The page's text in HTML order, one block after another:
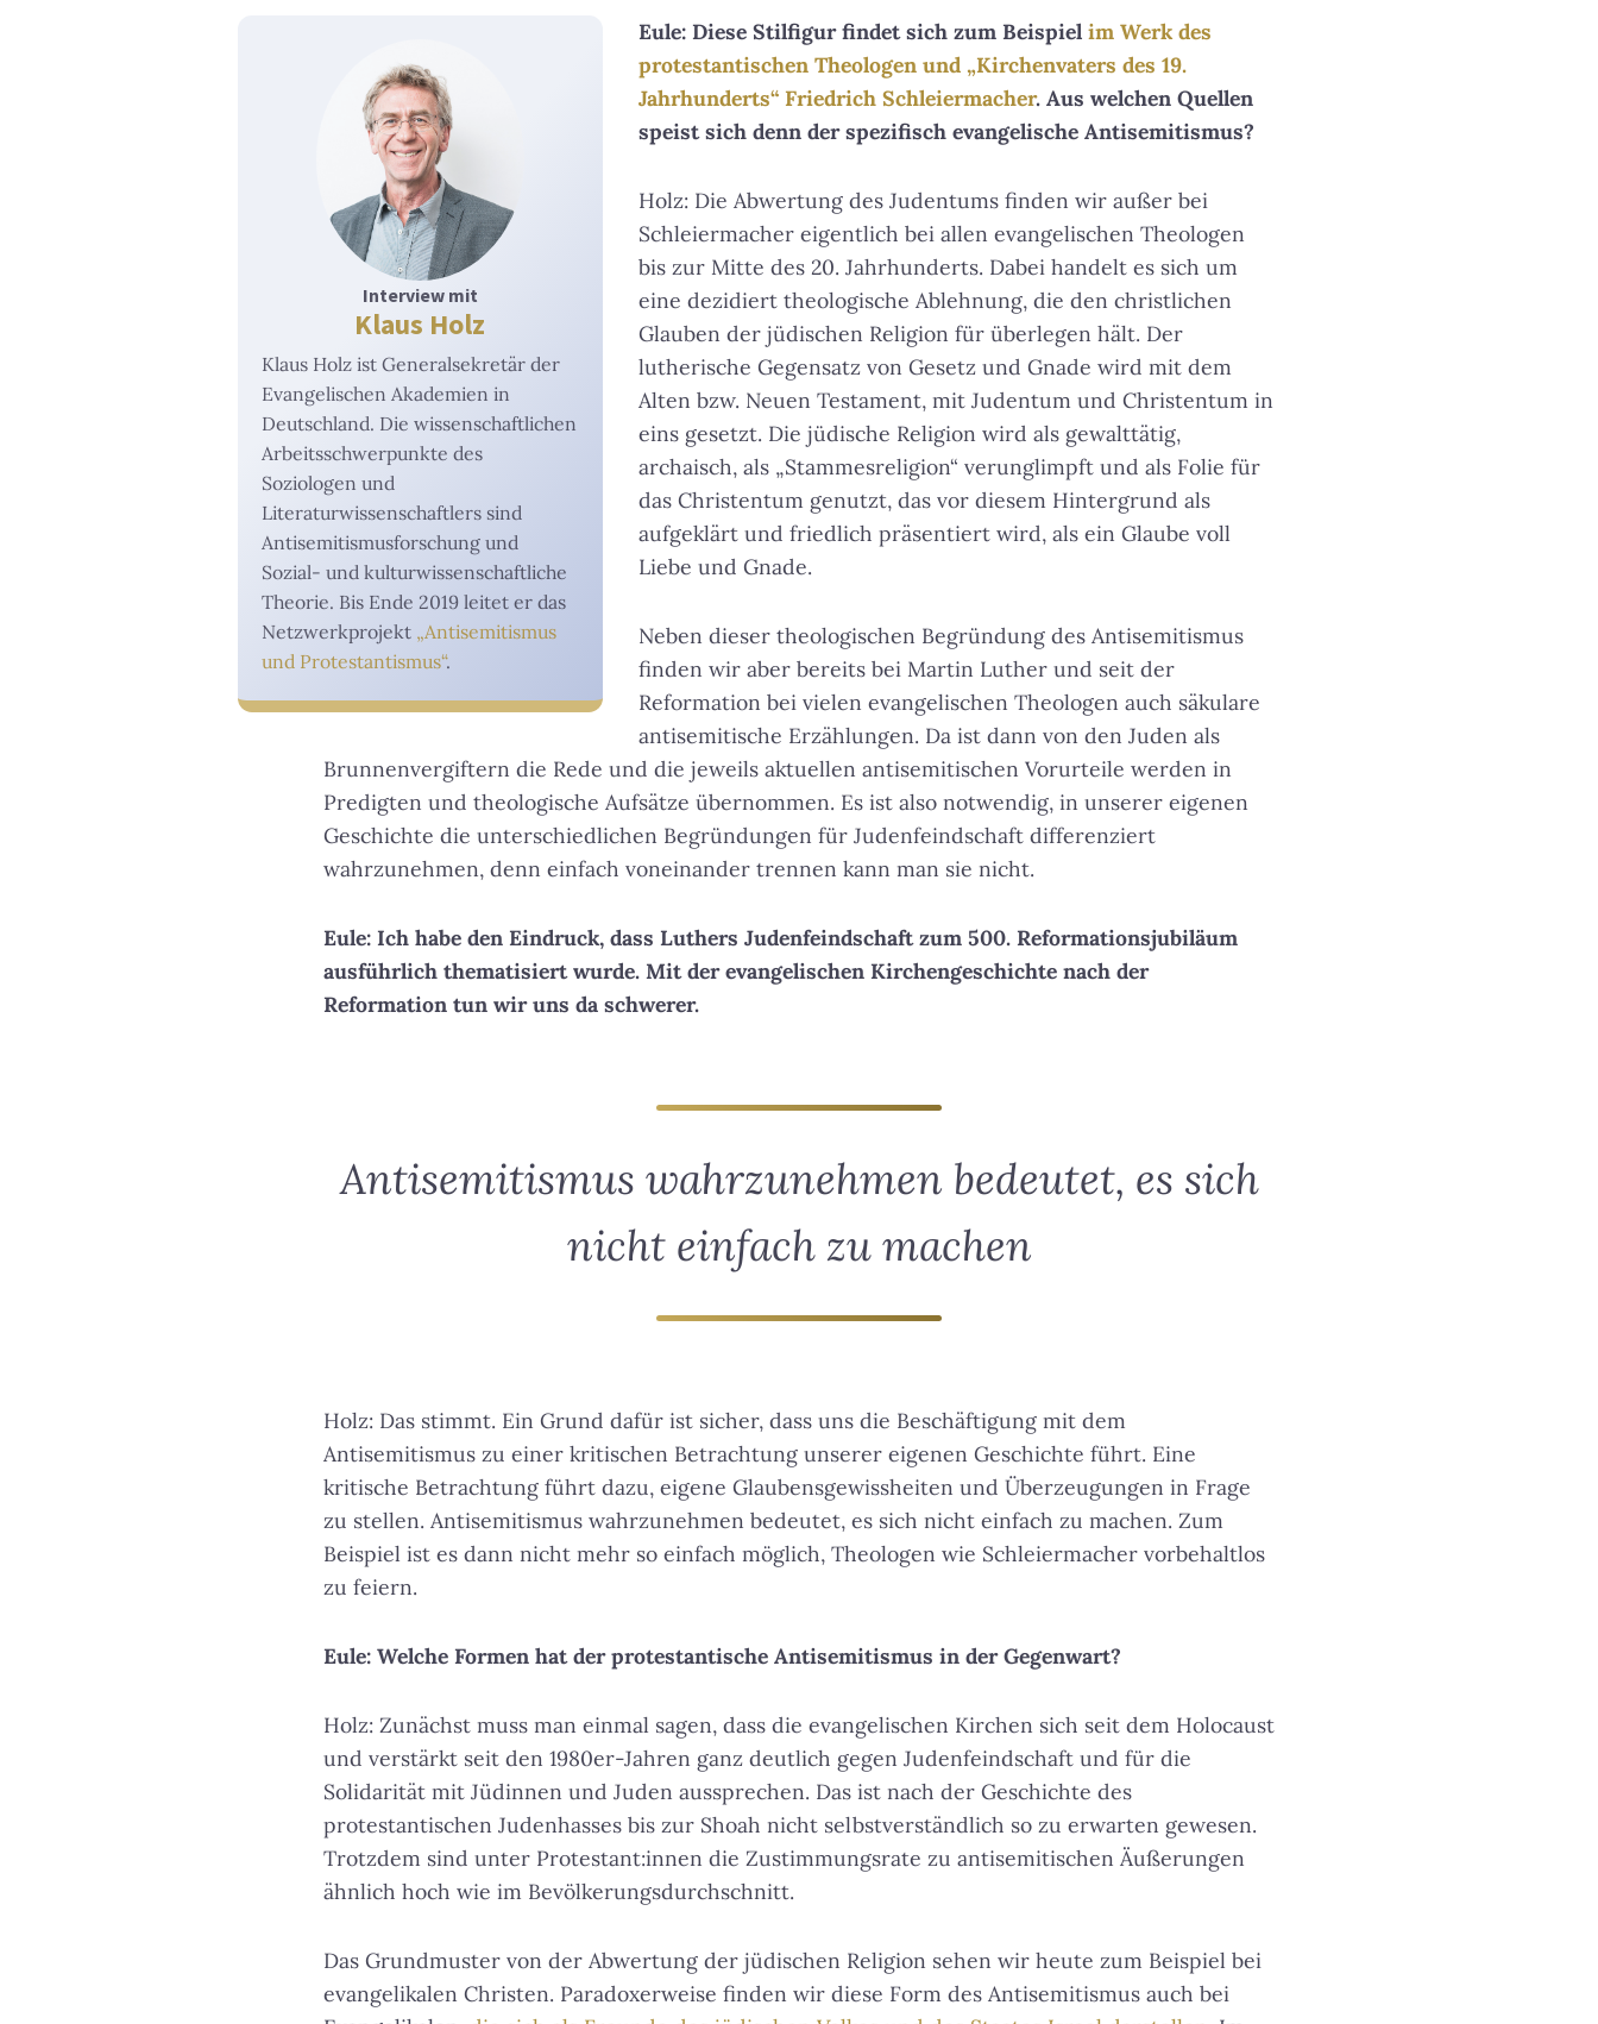
Interview mit
Klaus Holz
Klaus Holz ist Generalsekretär der
Evangelischen Akademien in
Deutschland. Die wissenschaftlichen
Arbeitsschwerpunkte des
Soziologen und
Literaturwissenschaftlers sind
Antisemitismusforschung und
Sozial- und kulturwissenschaftliche
Theorie. Bis Ende 2019 leitet er das
Netzwerkprojekt „Antisemitismus
und Protestantismus“.
Eule: Diese Stilfigur findet sich zum Beispiel im Werk des
protestantischen Theologen und „Kirchenvaters des 19.
Jahrhunderts“ Friedrich Schleiermacher. Aus welchen Quellen
speist sich denn der spezifisch evangelische Antisemitismus?
Holz: Die Abwertung des Judentums finden wir außer bei
Schleiermacher eigentlich bei allen evangelischen Theologen
bis zur Mitte des 20. Jahrhunderts. Dabei handelt es sich um
eine dezidiert theologische Ablehnung, die den christlichen
Glauben der jüdischen Religion für überlegen hält. Der
lutherische Gegensatz von Gesetz und Gnade wird mit dem
Alten bzw. Neuen Testament, mit Judentum und Christentum in
eins gesetzt. Die jüdische Religion wird als gewalttätig,
archaisch, als „Stammesreligion“ verunglimpft und als Folie für
das Christentum genutzt, das vor diesem Hintergrund als
aufgeklärt und friedlich präsentiert wird, als ein Glaube voll
Liebe und Gnade.
Neben dieser theologischen Begründung des Antisemitismus
finden wir aber bereits bei Martin Luther und seit der
Reformation bei vielen evangelischen Theologen auch säkulare
antisemitische Erzählungen. Da ist dann von den Juden als
Brunnenvergiftern die Rede und die jeweils aktuellen antisemitischen Vorurteile werden in
Predigten und theologische Aufsätze übernommen. Es ist also notwendig, in unserer eigenen
Geschichte die unterschiedlichen Begründungen für Judenfeindschaft differenziert
wahrzunehmen, denn einfach voneinander trennen kann man sie nicht.
Eule: Ich habe den Eindruck, dass Luthers Judenfeindschaft zum 500. Reformationsjubiläum
ausführlich thematisiert wurde. Mit der evangelischen Kirchengeschichte nach der
Reformation tun wir uns da schwerer.
Antisemitismus wahrzunehmen bedeutet, es sich
nicht einfach zu machen
Holz: Das stimmt. Ein Grund dafür ist sicher, dass uns die Beschäftigung mit dem
Antisemitismus zu einer kritischen Betrachtung unserer eigenen Geschichte führt. Eine
kritische Betrachtung führt dazu, eigene Glaubensgewissheiten und Überzeugungen in Frage
zu stellen. Antisemitismus wahrzunehmen bedeutet, es sich nicht einfach zu machen. Zum
Beispiel ist es dann nicht mehr so einfach möglich, Theologen wie Schleiermacher vorbehaltlos
zu feiern.
Eule: Welche Formen hat der protestantische Antisemitismus in der Gegenwart?
Holz: Zunächst muss man einmal sagen, dass die evangelischen Kirchen sich seit dem Holocaust
und verstärkt seit den 1980er-Jahren ganz deutlich gegen Judenfeindschaft und für die
Solidarität mit Jüdinnen und Juden aussprechen. Das ist nach der Geschichte des
protestantischen Judenhasses bis zur Shoah nicht selbstverständlich so zu erwarten gewesen.
Trotzdem sind unter Protestant:innen die Zustimmungsrate zu antisemitischen Äußerungen
ähnlich hoch wie im Bevölkerungsdurchschnitt.
Das Grundmuster von der Abwertung der jüdischen Religion sehen wir heute zum Beispiel bei
evangelikalen Christen. Paradoxerweise finden wir diese Form des Antisemitismus auch bei